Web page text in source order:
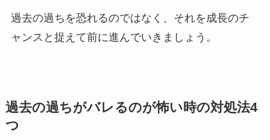
過去の過ちを恐れるのではなく、それを成長のチ
ャンスと捉えて前に進んでいきましょう。
過去の過ちがバレるのが怖い時の対処法4
つ